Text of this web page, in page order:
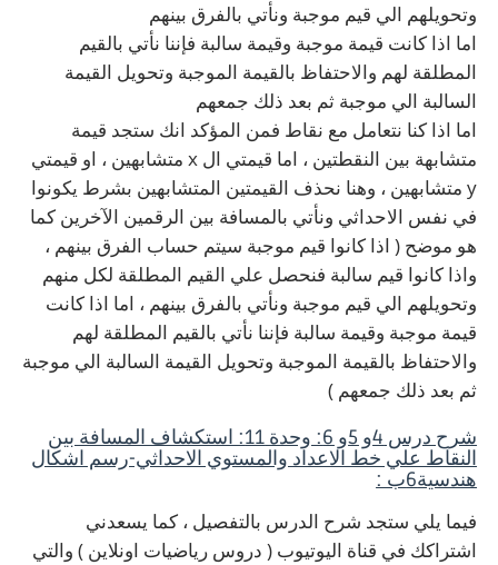
وتحويلهم الي قيم موجبة ونأتي بالفرق بينهم
اما اذا كانت قيمة موجبة وقيمة سالبة فإننا نأتي بالقيم
المطلقة لهم والاحتفاظ بالقيمة الموجبة وتحويل القيمة
السالبة الي موجبة ثم بعد ذلك جمعهم
اما اذا كنا نتعامل مع نقاط فمن المؤكد انك ستجد قيمة
متشابهة بين النقطتين ، اما قيمتي ال x متشابهين ، او قيمتي
y متشابهين ، وهنا نحذف القيمتين المتشابهين بشرط يكونوا
في نفس الاحداثي ونأتي بالمسافة بين الرقمين الآخرين كما
هو موضح ( اذا كانوا قيم موجبة سيتم حساب الفرق بينهم ،
واذا كانوا قيم سالبة فنحصل علي القيم المطلقة لكل منهم
وتحويلهم الي قيم موجبة ونأتي بالفرق بينهم ، اما اذا كانت
قيمة موجبة وقيمة سالبة فإننا نأتي بالقيم المطلقة لهم
والاحتفاظ بالقيمة الموجبة وتحويل القيمة السالبة الي موجبة
ثم بعد ذلك جمعهم )
شرح درس 4و 5و 6: وحدة 11: استكشاف المسافة بين
النقاط علي خط الاعداد والمستوي الاحداثي-رسم اشكال
هندسية6ب :
فيما يلي ستجد شرح الدرس بالتفصيل ، كما يسعدني
اشتراكك في قناة اليوتيوب ( دروس رياضيات اونلاين ) والتي